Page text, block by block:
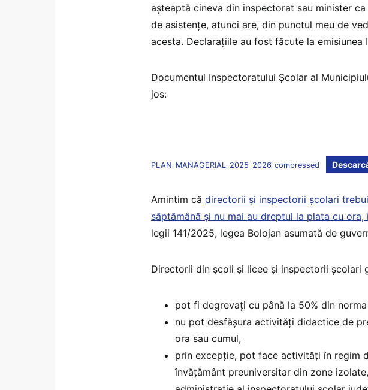
așteaptă cineva din inspectorat sau minister
de asistențe, atunci are, din punctul meu de
acesta. Declarațiile au fost făcute la emisiunea
Documentul Inspectoratului Școlar al
jos:
PLAN_MANAGERIAL_2025_2026_compressed
Amintim că directorii și inspectorii școlari
săptămână și nu mai au dreptul la plata cu
legii 141/2025, legea Bolojan asumată de
Directorii din școli și licee și inspectorii școlari
pot fi degrevați cu până la 50% din
nu pot desfășura activități didactice de
ora sau cumul,
prin excepție, pot face activități în regim
învățământ preuniversitar din zone